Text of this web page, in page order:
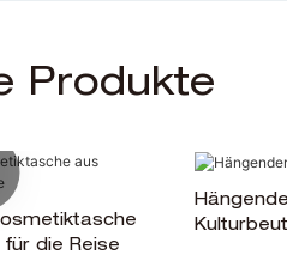
Produkte
die Reise